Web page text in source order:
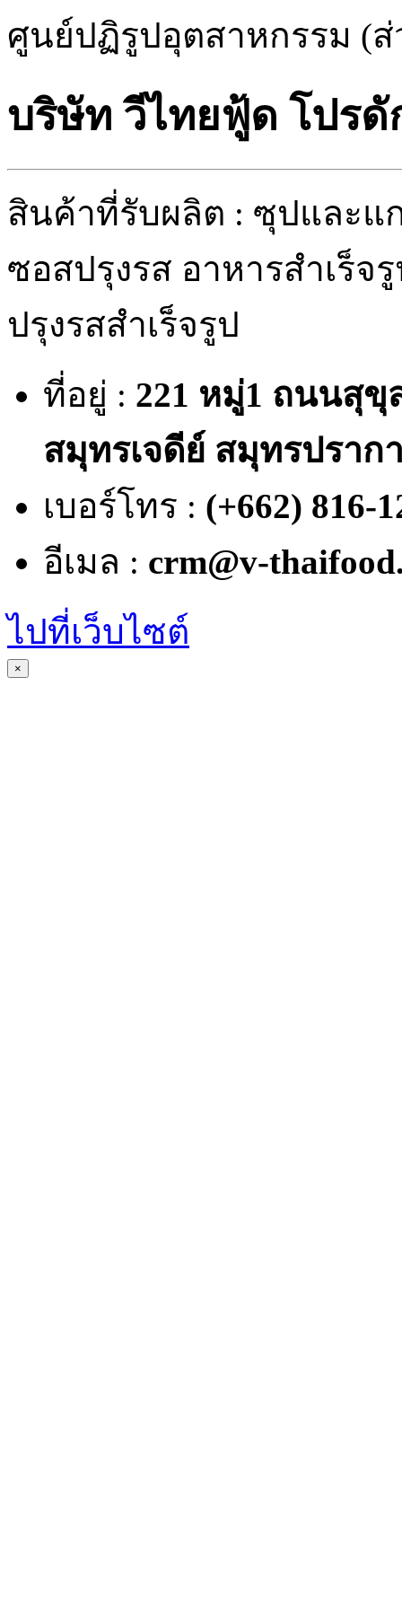
ศูนย์ปฏิรูปอุตสาหกรรม (ส่
บริษัท วีไทยฟู้ด โปร
สินค้าที่รับผลิต : ซุปและแ
ซอสปรุงรส อาหารสำเร็จ
ปรุงรสสำเร็จรูป
ที่อยู่ : 221 หมู่1 ถนนสุขุ
สมุทรเจดีย์ สมุทรปราก
เบอร์โทร : (+662) 816-
อีเมล : crm@v-
ไปที่เว็บไซต์
×